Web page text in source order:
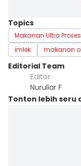
Topics
Makanan Ultra Proses
imlek
makanan
Editorial Team
Editor
Nuruliar F
Tonton lebih seru